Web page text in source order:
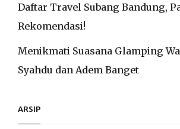
Daftar Travel Subang Bandung,
Rekomendasi!
Menikmati Suasana Glamping
Syahdu dan Adem Banget
ARSIP